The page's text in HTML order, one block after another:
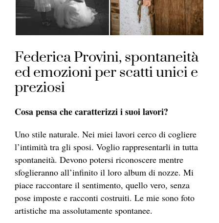
Federica Provini, spontaneità
ed emozioni per scatti unici e
preziosi
Cosa pensa che caratterizzi i suoi lavori?
Uno stile naturale. Nei miei lavori cerco di cogliere
l’intimità tra gli sposi. Voglio rappresentarli in tutta
spontaneità. Devono potersi riconoscere mentre
sfoglieranno all’infinito il loro album di nozze. Mi
piace raccontare il sentimento, quello vero, senza
pose imposte e racconti costruiti. Le mie sono foto
artistiche ma assolutamente spontanee.